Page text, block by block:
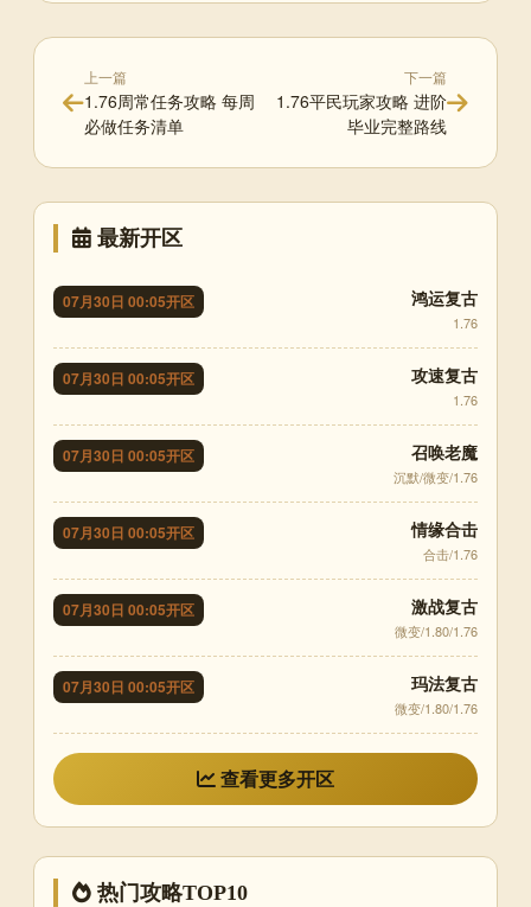
上一篇
1.76周常任务攻略 每周
必做任务清单
下一篇
1.76平民玩家攻略 进阶
毕业完整路线
最新开区
07月30日 00:05开区 鸿运复古
1.76
07月30日 00:05开区 攻速复古
1.76
07月30日 00:05开区 召唤老魔
沉默/微变/1.76
07月30日 00:05开区 情缘合击
合击/1.76
07月30日 00:05开区 激战复古
微变/1.80/1.76
07月30日 00:05开区 玛法复古
微变/1.80/1.76
查看更多开区
热门攻略TOP10